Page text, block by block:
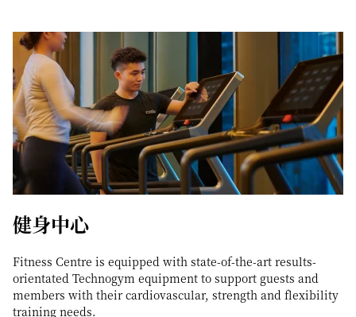
健身中心
Fitness Centre is equipped with state-of-the-art results-
orientated Technogym equipment to support guests and
members with their cardiovascular, strength and flexibility
training needs.